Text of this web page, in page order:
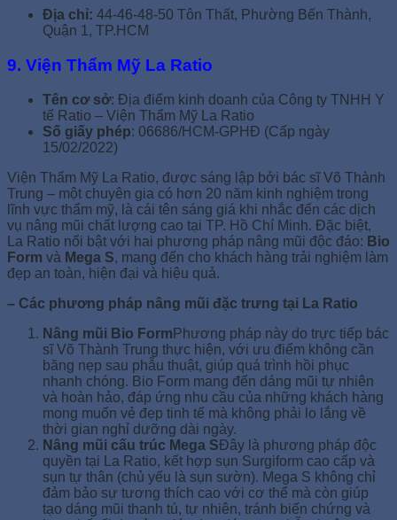
Địa chỉ: 44-46-48-50 Tôn Thất, Phường Bến Thành,
Quận 1, TP.HCM
9. Viện Thẩm Mỹ La Ratio
Tên cơ sở: Địa điểm kinh doanh của Công ty TNHH Y
tế Ratio – Viện Thẩm Mỹ La Ratio
Số giấy phép: 06686/HCM-GPHĐ (Cấp ngày
15/02/2022)
Viện Thẩm Mỹ La Ratio, được sáng lập bởi bác sĩ Võ Thành
Trung – một chuyên gia có hơn 20 năm kinh nghiệm trong
lĩnh vực thẩm mỹ, là cái tên sáng giá khi nhắc đến các dịch
vụ nâng mũi chất lượng cao tại TP. Hồ Chí Minh. Đặc biệt,
La Ratio nổi bật với hai phương pháp nâng mũi độc đáo: Bio
Form và Mega S, mang đến cho khách hàng trải nghiệm làm
đẹp an toàn, hiện đại và hiệu quả.
– Các phương pháp nâng mũi đặc trưng tại La Ratio
Nâng mũi Bio Form Phương pháp này do trực tiếp bác
sĩ Võ Thành Trung thực hiện, với ưu điểm không cần
băng nẹp sau phẫu thuật, giúp quá trình hồi phục
nhanh chóng. Bio Form mang đến dáng mũi tự nhiên
và hoàn hảo, đáp ứng nhu cầu của những khách hàng
mong muốn vẻ đẹp tinh tế mà không phải lo lắng về
thời gian nghỉ dưỡng dài ngày.
Nâng mũi cấu trúc Mega SĐây là phương pháp độc
quyền tại La Ratio, kết hợp sụn Surgiform cao cấp và
sụn tự thân (chủ yếu là sụn sườn). Mega S không chỉ
đảm bảo sự tương thích cao với cơ thể mà còn giúp
tạo dáng mũi thanh tú, tự nhiên, tránh biến chứng và